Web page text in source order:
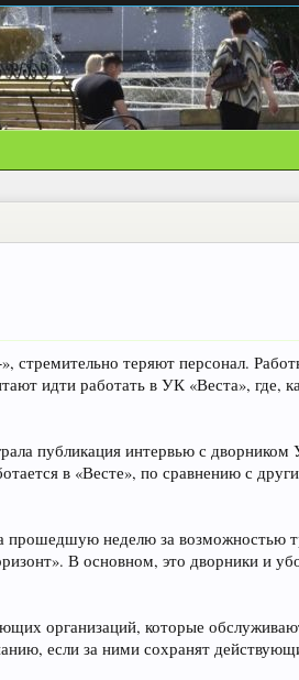
теряют персонал.
идти работать в УК «Веста», где,
публикация интервью с
в «Весте», по сравнению с
неделю за возможностью
В основном, это дворники и
организаций, которые
если за ними сохранят